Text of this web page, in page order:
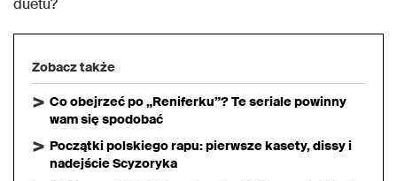
duetu?
Zobacz także
Co obejrzeć po „Reniferku”? Te seriale powinny
wam się spodobać
Początki polskiego rapu: pierwsze kasety, dissy i
nadejście Scyzoryka